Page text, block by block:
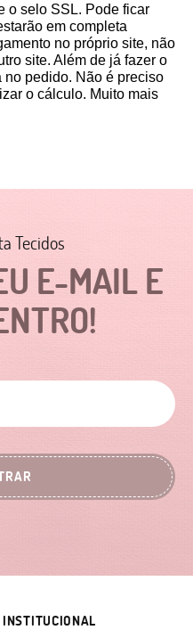
o selo SSL. Pode ficar
em completa
no próprio site, não
site. Além de já fazer o
pedido. Não é preciso
o cálculo. Muito mais
E-MAIL E
Tecidos
INSTITUCIONAL